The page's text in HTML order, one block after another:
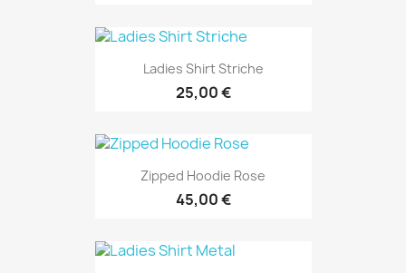
Ladies Shirt Striche
25,00 €
Zipped Hoodie Rose
45,00 €